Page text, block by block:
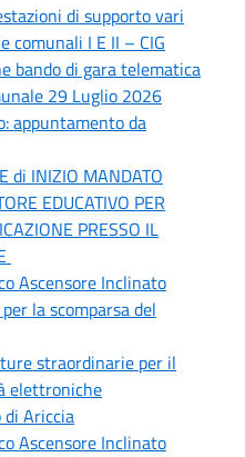
di supporto vari
comunali I E II – CIG
bando di gara telematica
29 Luglio 2026
appuntamento da
di INIZIO MANDATO
EDUCATIVO PER
PRESSO IL
Ascensore Inclinato
la scomparsa del
straordinarie per il
elettroniche
di Ariccia
Ascensore Inclinato